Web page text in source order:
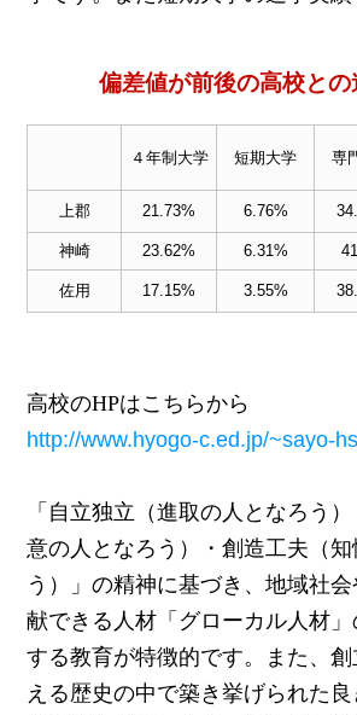
偏差値が前後の高校との
４年制大学 短期大学 専
上郡 21.73% 6.76%
神崎 23.62% 6.31%
佐用 17.15% 3.55%
高校のHPはこちらから
http://www.hyogo-c.ed.jp/~sayo-
「自立独立（進取の人となろう
意の人となろう）・創造工夫（
う）」の精神に基づき、地域社
献できる人材「グローカル人材」
する教育が特徴的です。また、
える歴史の中で築き挙げられた